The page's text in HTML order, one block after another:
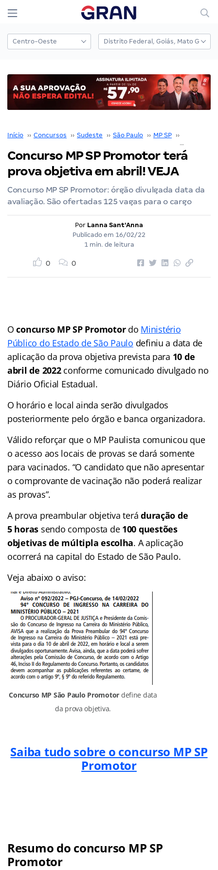
Início ›› Concursos ›› Sudeste ›› São Paulo ›› MP SP ››
Concurso MP SP Promotor terá
prova objetiva em abril! VEJA
Concurso MP SP Promotor: órgão divulgada data da
avaliação. São ofertadas 125 vagas para o cargo
Por Lanna Sant'Anna
Publicado em 16/02/22
1 min. de leitura
0 0
Oconcurso MP SP Promotordo Ministério
Público do Estado de São Paulo definiu a data de
aplicação da prova objetiva prevista para 10 de
abril de 2022conforme comunicado divulgado no
Diário Oficial Estadual.
O horário e local ainda serão divulgados
posteriormente pelo órgão e banca organizadora.
Válido reforçar que o MP Paulista comunicou que
o acesso aos locais de provas se dará somente
para vacinados. “O candidato que não apresentar
o comprovante de vacinação não poderá realizar
as provas”.
A prova preambular objetiva teráduração de
5horas sendo composta de 100 questões
objetivas de múltiplaescolha. A aplicação
ocorrerá na capital do Estado de São Paulo.
Veja abaixo o aviso:
Concurso MP São Paulo Promotor define data
da prova objetiva.
Saiba tudo sobre o concurso MP SP
Promotor
Resumo do concurso MP SP
Promotor